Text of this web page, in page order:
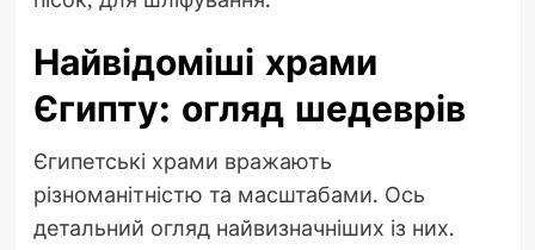
Найвідоміші храми
Єгипту: огляд шедеврів
Єгипетські храми вражають
різноманітністю та масштабами. Ось
детальний огляд найвизначніших із них.